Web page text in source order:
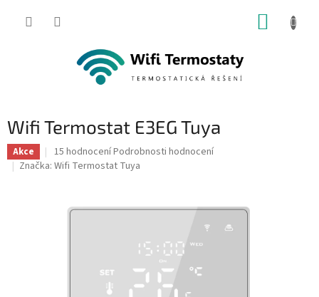
Wifi Termostat E3EG Tuya
Akce
Průměrné
hodnocení
15 hodnoceníPodrobnosti hodnocení
Značka: Wifi Termostat Tuya